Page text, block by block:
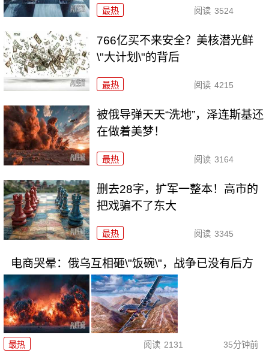
最热 阅读 3524
766亿买不来安全？美核潜光鲜
\"大计划\"的背后
最热 阅读 4215
被俄导弹天天“洗地”，泽连斯基还
在做着美梦！
最热 阅读 3164
删去28字，扩军一整本！高市的
把戏骗不了东大
最热 阅读 3345
电商哭晕：俄乌互相砸\"饭碗\"，战争已没有后方
最热 阅读 2131 35分钟前